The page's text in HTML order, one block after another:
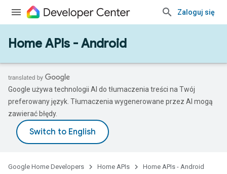
Zaloguj się
Home APIs - Android
Google używa technologii AI do tłumaczenia treści na Twój
preferowany język. Tłumaczenia wygenerowane przez AI mogą
zawierać błędy.
Google Home Developers Home APIs Home APIs - Android